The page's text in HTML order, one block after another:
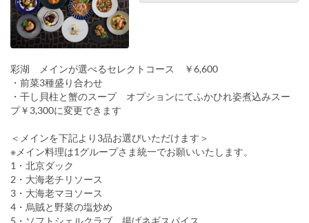
彩湖 メインが選べるセレクトコース ￥6,600
・前菜3種盛り合わせ
・干し貝柱と蟹のスープ オプションにてふかひれ姿煮込みスー
プ￥3,300に変更できます
＜メインを下記より3品お選びいただけます＞
※メイン料理は1グループさま統一でお願いいたします。
1・北京ダック
2・大海老チリソース
3・大海老マヨソース
4・烏賊と野菜の塩炒め
5・ソフトシェルクラブ 揚げネギスパイス